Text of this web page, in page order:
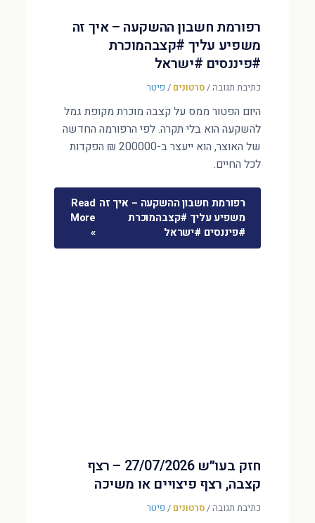
רפורמת חשבון ההשקעה – איך זה
משפיע עליך #קצבהמוכרת
#פיננסים #ישראל
כתיבת תגובה/סרטונים / פיטר
היום הפטור ממס על קצבה מוכרת מקופת גמל
להשקעה הוא בלי תקרה. לפי הרפורמה החדשה
של האוצר, הוא ייעצר ב-200000 ₪ הפקדות
לכל החיים.
רפורמת חשבון ההשקעה – איך זה
משפיע עליך #קצבהמוכרת
#פיננסים #ישראל
Read
More
»
חזק בעו״ש 27/07/2026 – רצף
קצבה, רצף פיצויים או משיכה
כתיבת תגובה/סרטונים / פיטר